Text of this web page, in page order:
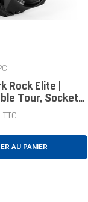
Rock Elite |
Tour, Socket
TTC
AU PANIER